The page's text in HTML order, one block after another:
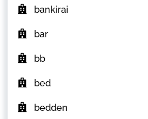
bankirai
bar
bb
bed
bedden